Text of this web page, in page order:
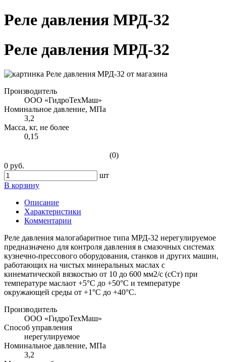
Реле давления МРД-32
Реле давления МРД-32
Производитель
ООО «ГидроТехМаш»
Номинальное давление, МПа
3,2
Масса, кг, не более
0,15
(0)
0 руб.
шт
В корзину
Описание
Характеристики
Комментарии
Реле давления малогабаритное типа МРД-32 нерегулируемое
предназначено для контроля давления в смазочных системах
кузнечно-прессового оборудования, станков и других машин,
работающих на чистых минеральных маслах с
кинематической вязкостью от 10 до 600 мм2/с (сСт) при
температуре маслаот +5°С до +50°С и температуре
окружающей среды от +1°С до +40°С.
Производитель
ООО «ГидроТехМаш»
Способ управления
нерегулируемое
Номинальное давление, МПа
3,2